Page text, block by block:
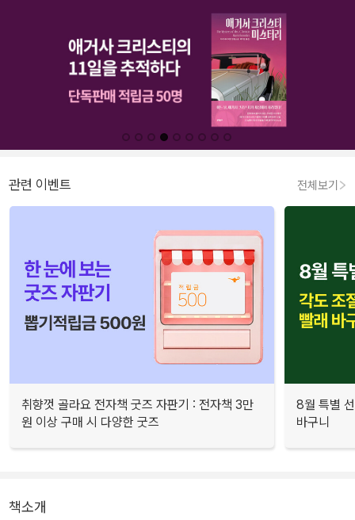
관련 이벤트 전체보기
취향껏 골라요 전자책 굿즈 자판기 : 전자책 3만
원 이상 구매 시 다양한 굿즈
8월 특별
바구니
책소개